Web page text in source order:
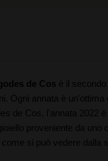
de Cos è il
Ogni annata è
de Cos, l'annata 2022 è
proveniente da
, come si può vedere dalla